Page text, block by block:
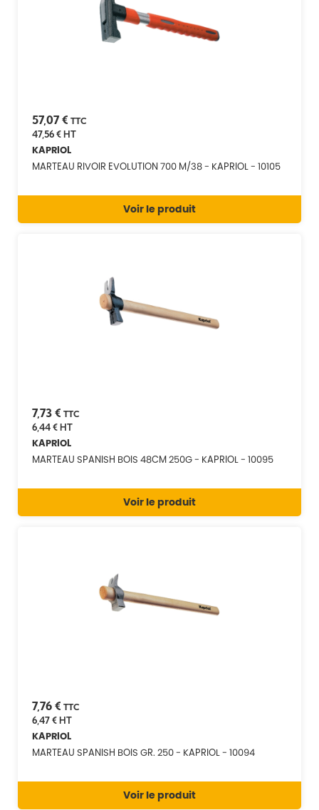
57,07 € TTC
47,56 €HT
KAPRIOL
MARTEAU RIVOIR EVOLUTION 700 M/38 - KAPRIOL - 10105
Voir le produit
7,73 € TTC
6,44 €HT
KAPRIOL
MARTEAU SPANISH BOIS 48CM 250G - KAPRIOL - 10095
Voir le produit
7,76 € TTC
6,47 €HT
KAPRIOL
MARTEAU SPANISH BOIS GR. 250 - KAPRIOL - 10094
Voir le produit